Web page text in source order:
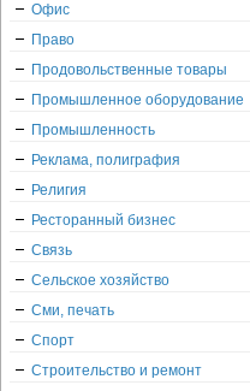
Офис
Право
Продовольственные товары
Промышленное оборудование
Промышленность
Реклама, полиграфия
Религия
Ресторанный бизнес
Связь
Сельское хозяйство
Сми, печать
Спорт
Строительство и ремонт